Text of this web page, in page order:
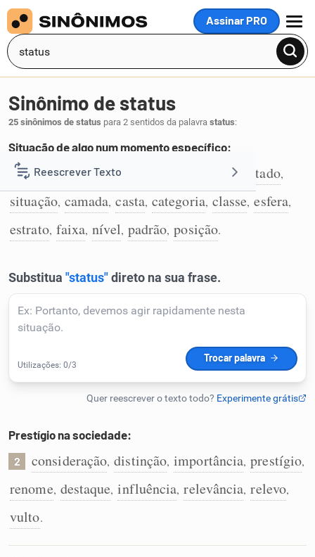
Assinar PRO
MENU
Reescrever Texto
Resumir Texto
Detector de IA
Humanizador de IA
Caça-palavras
Sinônimo de status
25 sinônimos de status para 2 sentidos da palavra status:
Situação de algo num momento específico:
1 circunstância,condição conjuntura, estado,
situação, camada, casta, categoria, classe, esfera,
estrato, faixa, nível, padrão, posição.
Prestígio na sociedade:
2 consideração, distinção, importância, prestígio,
renome, destaque, influência, relevância, relevo,
vulto.